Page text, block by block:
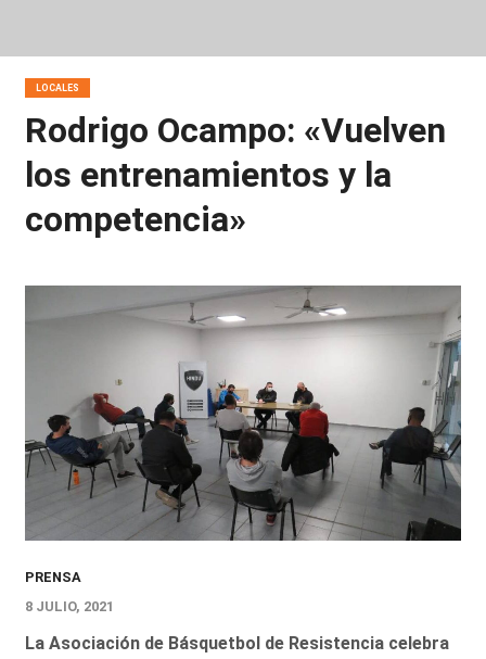
LOCALES
Rodrigo Ocampo: «Vuelven
los entrenamientos y la
competencia»
PRENSA
8 JULIO, 2021
La Asociación de Básquetbol de Resistencia celebra